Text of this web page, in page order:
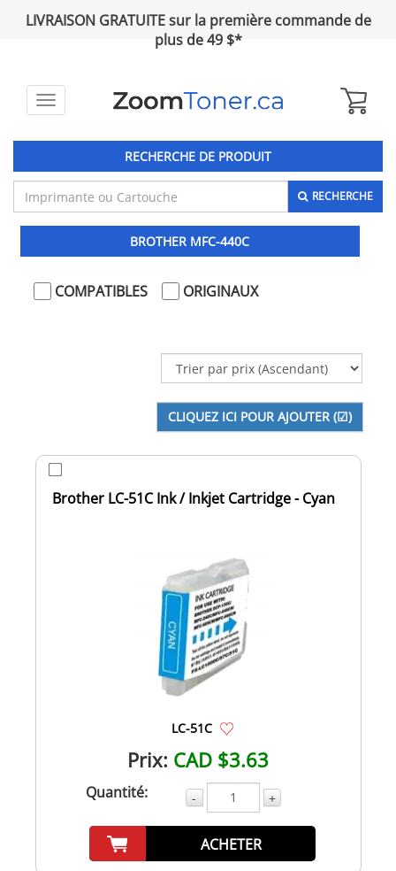
LIVRAISON GRATUITE sur la première commande de
plus de 49 $*
Toggle
RECHERCHE DE PRODUIT
RECHERCHE
BROTHER MFC-440C
COMPATIBLES ORIGINAUX
Brother LC-51C Ink / Inkjet Cartridge - Cyan
LC-51C
Prix: CAD $3.63
Quantité: - +
ACHETER